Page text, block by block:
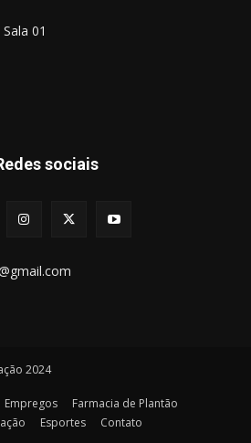
01
sociais
2024
Empregos
Farmacia de Plantão
Esportes Contato